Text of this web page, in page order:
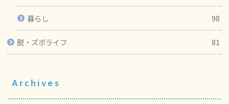
暮らし 98
脱・ズボライフ 81
Archives